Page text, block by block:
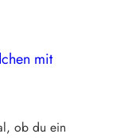
mit
ob du ein